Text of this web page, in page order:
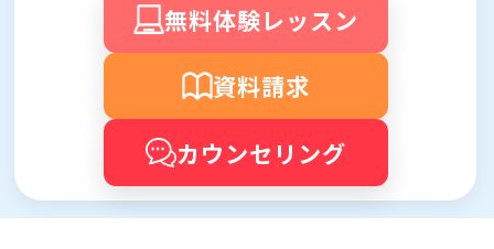
無料体験レッスン
資料請求
カウンセリング